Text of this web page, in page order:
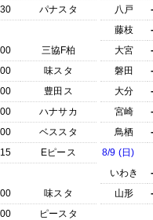
パナスタ
三協F柏
味スタ
豊田ス
ハナサカ
ベススタ
Eピース
味スタ
ピースタ
八戸
-
藤枝
-
大宮
-
磐田
-
大分
-
宮崎
-
鳥栖
-
8/9 (日)
いわき
-
山形
-